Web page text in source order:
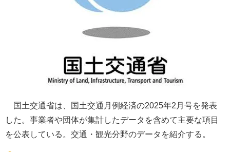
国土交通省は、国土交通月例経済の2025年2月号を発表
した。事業者や団体が集計したデータを含めて主要な項目
を公表している。交通・観光分野のデータを紹介する。